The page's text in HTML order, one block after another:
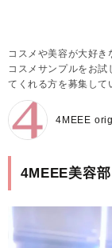
コスメや美容が大好
コスメサンプルをお試
てくれる方を募集して
4MEEE
4MEEE美容